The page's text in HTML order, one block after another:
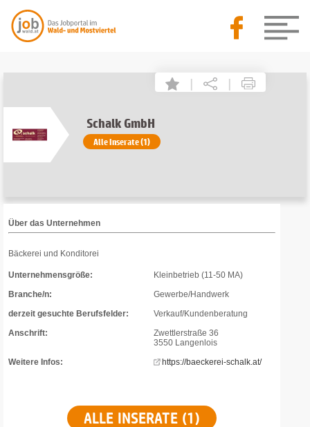
| |
Schalk GmbH
Alle Inserate (1)
Über das Unternehmen
Bäckerei und Konditorei
Unternehmensgröße:
Kleinbetrieb (11-50 MA)
Branche/n:
Gewerbe/Handwerk
derzeit gesuchte Berufsfelder:
Verkauf/Kundenberatung
Anschrift:
Zwettlerstraße 36
3550 Langenlois
Weitere Infos:
https://baeckerei-schalk.at/
ALLE INSERATE (1)